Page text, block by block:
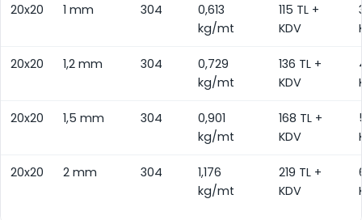
20x20 1 mm 304
0,613
kg/mt
115 TL +
KDV
20x20 1,2 mm 304
0,729
kg/mt
136 TL +
KDV
20x20 1,5 mm 304
0,901
kg/mt
168 TL +
KDV
20x20 2 mm 304
1,176
kg/mt
219 TL +
KDV